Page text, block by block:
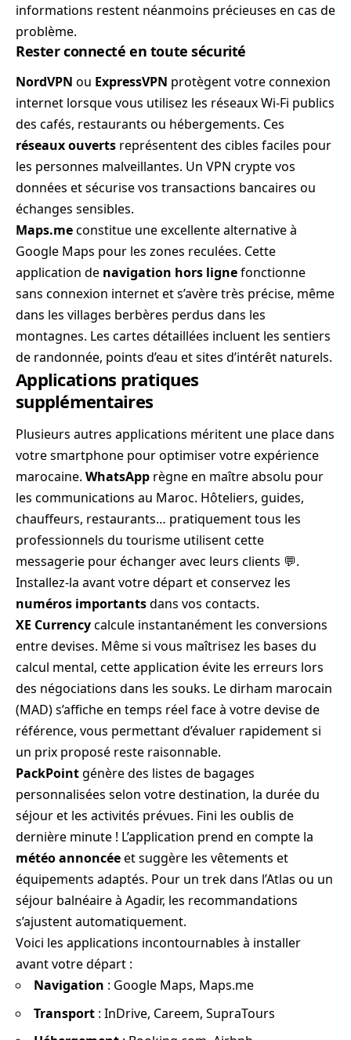
informations restent néanmoins précieuses en cas de
problème.
Rester connecté en toute sécurité
NordVPN ou ExpressVPN protègent votre connexion
internet lorsque vous utilisez les réseaux Wi-Fi publics
des cafés, restaurants ou hébergements. Ces
réseaux ouverts représentent des cibles faciles pour
les personnes malveillantes. Un VPN crypte vos
données et sécurise vos transactions bancaires ou
échanges sensibles.
Maps.meconstitue une excellente alternative à
Google Maps pour les zones reculées. Cette
application de navigation hors lignefonctionne
sans connexion internet et s’avère très précise, même
dans les villages berbères perdus dans les
montagnes. Les cartes détaillées incluent les sentiers
de randonnée, points d’eau et sites d’intérêt naturels.
Applications pratiques
supplémentaires
Plusieurs autres applications méritent une place dans
votre smartphone pour optimiser votre expérience
marocaine. WhatsApp règne en maître absolu pour
les communications au Maroc. Hôteliers, guides,
chauffeurs, restaurants… pratiquement tous les
professionnels du tourisme utilisent cette
messagerie pour échanger avec leurs clients 💬.
Installez-la avant votre départ et conservez les
numéros importantsdans vos contacts.
XE Currencycalcule instantanément les conversions
entre devises. Même si vous maîtrisez les bases du
calcul mental, cette application évite les erreurs lors
des négociations dans les souks. Le dirham marocain
(MAD) s’affiche en temps réel face à votre devise de
référence, vous permettant d’évaluer rapidement si
un prix proposé reste raisonnable.
PackPointgénère des listes de bagages
personnalisées selon votre destination, la durée du
séjour et les activités prévues. Fini les oublis de
dernière minute ! L’application prend en compte la
météo annoncéeet suggère les vêtements et
équipements adaptés. Pour un trek dans l’Atlas ou un
séjour balnéaire à Agadir, les recommandations
s’ajustent automatiquement.
Voici les applications incontournables à installer
avant votre départ :
Navigation : Google Maps, Maps.me
Transport : InDrive, Careem, SupraTours